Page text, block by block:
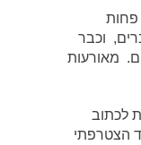
היה בשלהי דצמבר 1936, פחות
וכבר
מאורעות
לכתוב
הצטרפתי